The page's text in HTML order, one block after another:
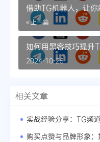
借助TG机器人，让
« 上一篇
如何用黑客技巧提
2024-10-25
相关文章
实战经验分享：TG频
购买点赞与品牌形象：